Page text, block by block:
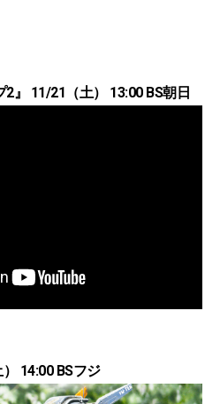
2』 11/21（土） 13:00 BS朝日
14:00 BSフジ